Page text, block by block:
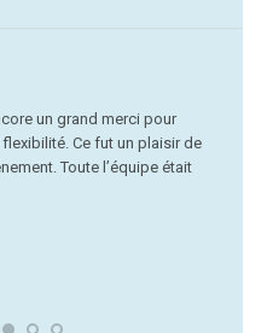
un grand merci pour
Ce fut un plaisir de
Toute l’équipe était